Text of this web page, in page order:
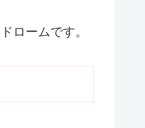
ロームです。